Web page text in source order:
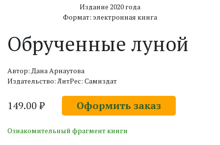
Издание 2020 года
Формат: электронная книга
Обрученные луной
Автор: Дана Арнаутова
Издательство: ЛитРес: Самиздат
149.00 ₽ Оформить заказ
Ознакомительный фрагмент книги